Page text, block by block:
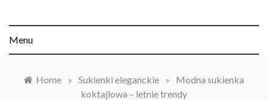
Menu
Home » Sukienki eleganckie »
Modna sukienka
koktajlowa – letnie trendy